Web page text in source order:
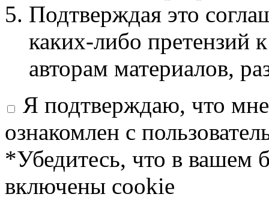
Подтверждая это
каких-либо претензий
авторам материалов,
Я подтверждаю, что
ознакомлен с
*Убедитесь, что в вашем
включены cookie